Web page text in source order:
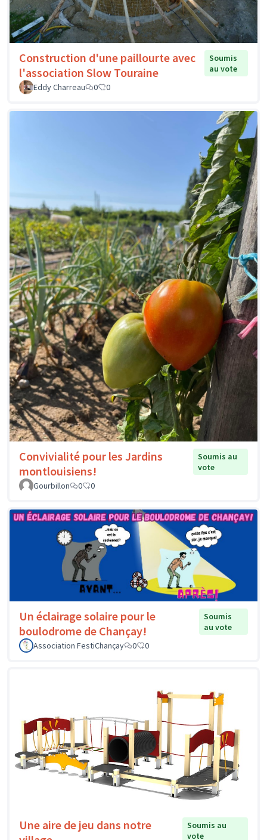
Construction d'une paillourte avec
l'association Slow Touraine
Soumis
au vote
Eddy Charreau
0 0
Convivialité pour les Jardins
montlouisiens!
Soumis au
vote
Gourbillon
0 0
Un éclairage solaire pour le
boulodrome de Chançay!
Soumis
au vote
Association FestiChançay
0 0
Une aire de jeu dans notre
Soumis au
vote